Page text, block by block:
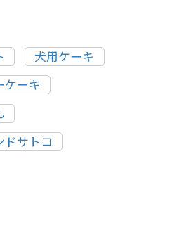
犬用ケーキ
ケーキ
ドサトコ